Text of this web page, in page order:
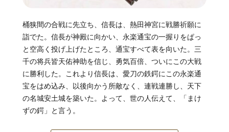
桶狭間の合戦に先立ち、信長は、熱田神宮に戦勝祈願に
詣でた。信長が神殿に向かい、永楽通宝の一握りをぱっ
と空高く投げ上げたところ、通宝すべて表を向いた。三
千の将兵皆天佑神助を信じ、勇気百倍、ついにこの大戦
に勝利した。これより信長は、愛刀の鉄鍔にこの永楽通
宝をはめ込み、以後向かう所敵なく、連戦連勝し、天下
の名城安土城を築いた。よって、世の人伝えて、「まけ
ずの鍔」と言う。